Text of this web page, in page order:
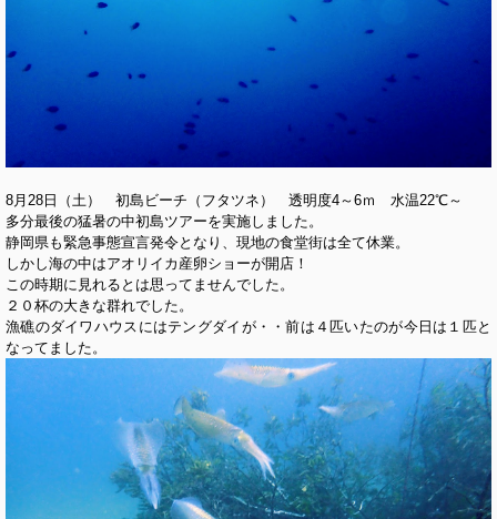
8月28日（土） 初島ビーチ（フタツネ） 透明度4～6ｍ 水温22℃～
多分最後の猛暑の中初島ツアーを実施しました。
静岡県も緊急事態宣言発令となり、現地の食堂街は全て休業。
しかし海の中はアオリイカ産卵ショーが開店！
この時期に見れるとは思ってませんでした。
２０杯の大きな群れでした。
漁礁のダイワハウスにはテングダイが・・前は４匹いたのが今日は１匹と
なってました。